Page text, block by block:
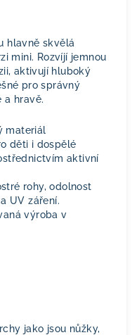
hlavně skvělá
mini. Rozvíjí jemnou
aktivují hluboký
pro správný
a hravě.
materiál
děti i dospělé
aktivní
rohy, odolnost
UV záření.
výroba v
jako jsou nůžky,